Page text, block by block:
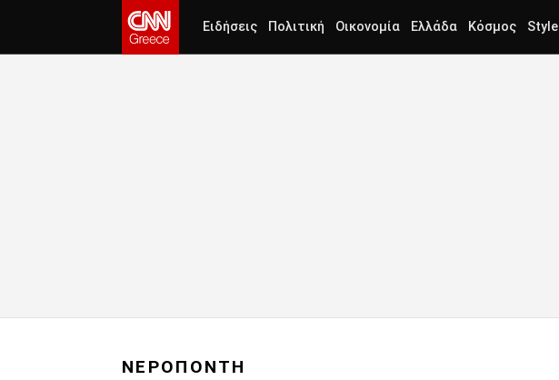
Ειδήσεις Πολιτική Οικονομία Ελλάδα Κόσμος Style
ΝΕΡΟΠΟΝΤΗ